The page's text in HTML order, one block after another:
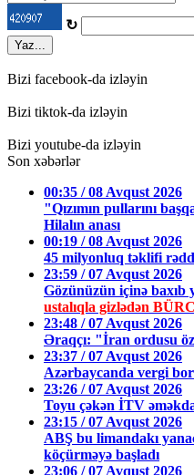
↻
Yaz...
Bizi facebook-da izləyin
Bizi tiktok-da izləyin
Bizi youtube-da izləyin
Son xəbərlər
00:35 / 08 Avqust 2026
"Qızımın pullarını
Hilalın anası
00:19 / 08 Avqust 2026
45 milyonluq təklifi
23:59 / 07 Avqust 2026
Gözünüzün içinə baxıb
ustalıqla gizlədən
23:48 / 07 Avqust 2026
Əraqçı: "İran ordusu
23:37 / 07 Avqust 2026
Azərbaycanda vergi
23:26 / 07 Avqust 2026
Toyu çəkən İTV
23:15 / 07 Avqust 2026
ABŞ bu limandakı
köçürməyə başladı
23:06 / 07 Avqust 2026